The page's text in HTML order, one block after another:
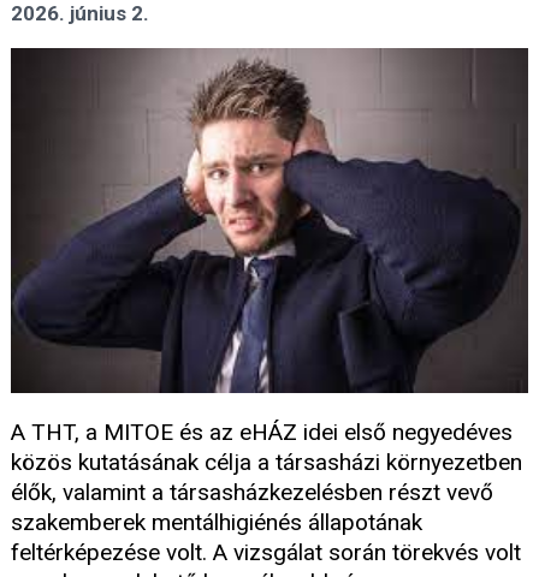
2026. június 2.
A THT, a MITOE és az eHÁZ idei első negyedéves
közös kutatásának célja a társasházi környezetben
élők, valamint a társasházkezelésben részt vevő
szakemberek mentálhigiénés állapotának
feltérképezése volt. A vizsgálat során törekvés volt